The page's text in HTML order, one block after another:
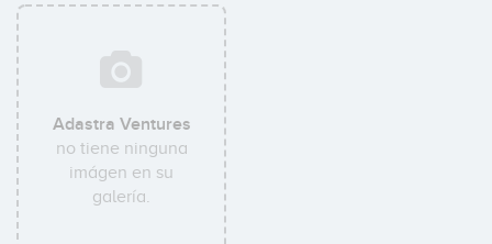
Adastra Ventures
no tiene ninguna
imágen en su
galería.